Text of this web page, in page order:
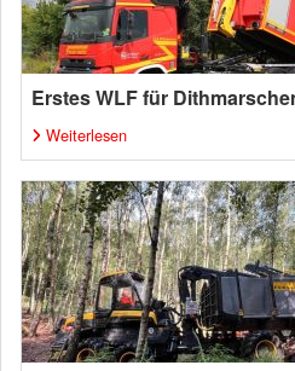
Erstes WLF für
Weiterlesen